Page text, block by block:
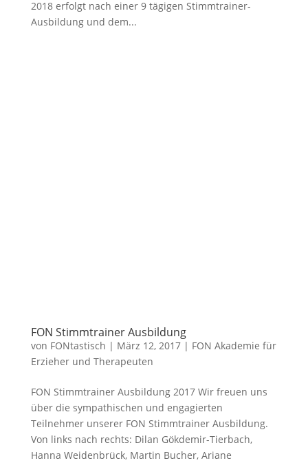
2018 erfolgt nach einer 9 tägigen Stimmtrainer-
Ausbildung und dem...
FON Stimmtrainer Ausbildung
von FONtastisch | März 12, 2017| FON Akademie für
Erzieher und Therapeuten
FON Stimmtrainer Ausbildung 2017 Wir freuen uns
über die sympathischen und engagierten
Teilnehmer unserer FON Stimmtrainer Ausbildung.
Von links nach rechts: Dilan Gökdemir-Tierbach,
Hanna Weidenbrück, Martin Bucher, Ariane